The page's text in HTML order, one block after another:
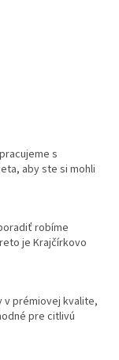
s
aby ste si mohli
robíme
je Krajčírkovo
v prémiovej kvalite,
pre citlivú